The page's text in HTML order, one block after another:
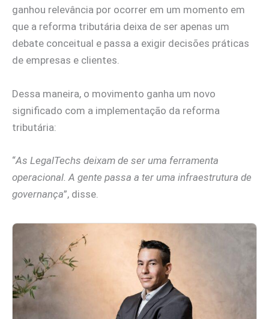
ganhou relevância por ocorrer em um momento em
que a reforma tributária deixa de ser apenas um
debate conceitual e passa a exigir decisões práticas
de empresas e clientes.
Dessa maneira, o movimento ganha um novo
significado com a implementação da reforma
tributária:
“As LegalTechs deixam de ser uma ferramenta
operacional. A gente passa a ter uma infraestrutura de
governança”, disse.